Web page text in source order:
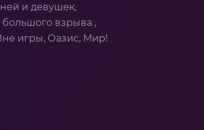
и девушек,
взрыва ,
игры, Оазис, Мир!